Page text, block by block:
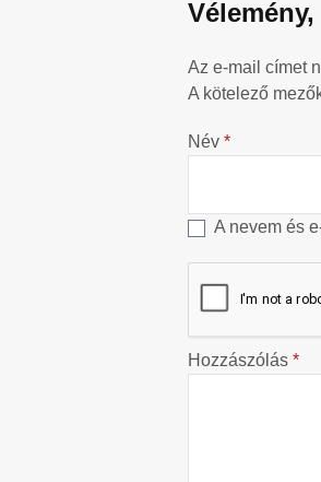
Az e-mail címet
A kötelező
Név *
A nevem és
Hozzászólás *